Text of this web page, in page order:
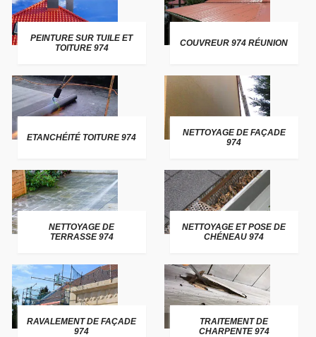
PEINTURE SUR TUILE ET
TOITURE 974
COUVREUR 974 RÉUNION
ETANCHÉITÉ TOITURE 974
NETTOYAGE DE FAÇADE
974
NETTOYAGE DE
TERRASSE 974
NETTOYAGE ET POSE DE
CHÉNEAU 974
RAVALEMENT DE FAÇADE
974
TRAITEMENT DE
CHARPENTE 974